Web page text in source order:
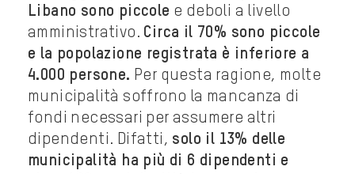
Libano sono piccole e deboli a livello
amministrativo. Circa il 70% sono piccole
e la popolazione registrata è inferiore a
4.000 persone. Per questa ragione, molte
municipalità soffrono la mancanza di
fondi necessari per assumere altri
dipendenti. Difatti, solo il 13% delle
municipalità ha più di 6 dipendenti e